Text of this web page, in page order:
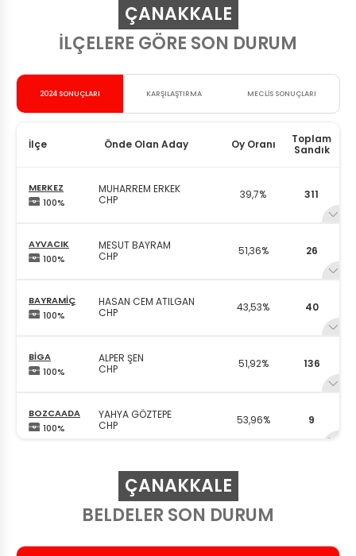
ÇANAKKALE
İLÇELERE GÖRE SON DURUM
2024 SONUÇLARI KARŞILAŞTIRMA MECLİS SONUÇLARI
İlçe Önde Olan Aday Oy Oranı
Toplam
Sandık
MERKEZ
100%
MUHARREM ERKEK
CHP
39,7% 311
AYVACIK
100%
MESUT BAYRAM
CHP
51,36% 26
BAYRAMİÇ
100%
HASAN CEM ATILGAN
CHP
43,53% 40
BİGA
100%
ALPER ŞEN
CHP
51,92% 136
BOZCAADA
100%
YAHYA GÖZTEPE
CHP
53,96% 9
HARUN ARSLAN
ÇANAKKALE
BELDELER SON DURUM